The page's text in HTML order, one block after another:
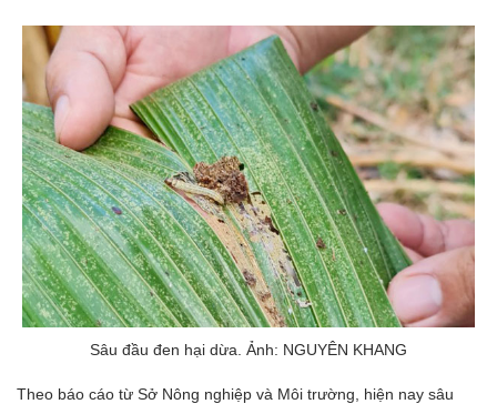
Sâu đầu đen hại dừa. Ảnh: NGUYÊN KHANG
Theo báo cáo từ Sở Nông nghiệp và Môi trường, hiện nay sâu